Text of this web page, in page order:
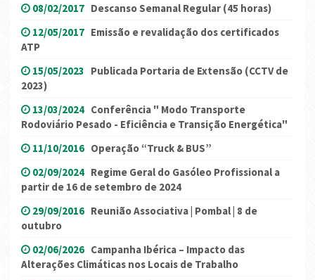
08/02/2017 Descanso Semanal Regular (45 horas)
12/05/2017 Emissão e revalidação dos certificados
ATP
15/05/2023 Publicada Portaria de Extensão (CCTV de
2023)
13/03/2024 Conferência " Modo Transporte
Rodoviário Pesado - Eficiência e Transição Energética"
11/10/2016 Operação “Truck & BUS”
02/09/2024 Regime Geral do Gasóleo Profissional a
partir de 16 de setembro de 2024
29/09/2016 Reunião Associativa | Pombal | 8 de
outubro
02/06/2026 Campanha Ibérica – Impacto das
Alterações Climáticas nos Locais de Trabalho